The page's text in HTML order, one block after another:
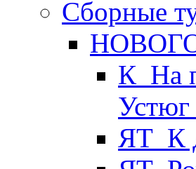
Сборные
К_На
ЯТ_К